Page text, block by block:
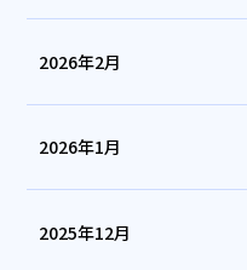
2026年2月
2026年1月
2025年12月